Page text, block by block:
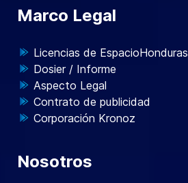
Marco Legal
Licencias de EspacioHonduras
Dosier / Informe
Aspecto Legal
Contrato de publicidad
Corporación Kronoz
Nosotros